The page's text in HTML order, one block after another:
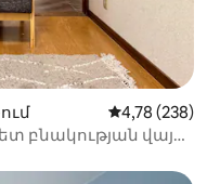
Միջին
4,78 (238)
բնակության վայր